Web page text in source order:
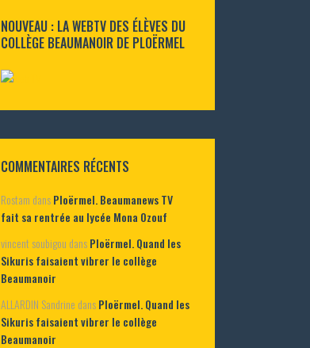
NOUVEAU : LA WEBTV DES ÉLÈVES DU
COLLÈGE BEAUMANOIR DE PLOËRMEL
COMMENTAIRES RÉCENTS
Rostam dansPloërmel. Beaumanews TV
fait sa rentrée au lycée Mona Ozouf
vincent soubigou dansPloërmel. Quand les
Sikuris faisaient vibrer le collège
Beaumanoir
ALLARDIN Sandrine dansPloërmel. Quand les
Sikuris faisaient vibrer le collège
Beaumanoir